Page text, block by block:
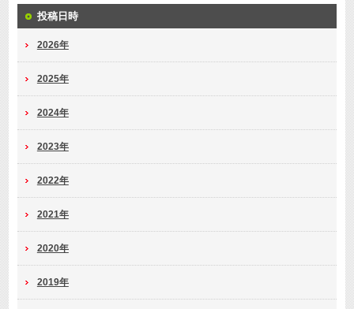
投稿日時
2026年
2025年
2024年
2023年
2022年
2021年
2020年
2019年